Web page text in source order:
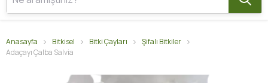
Anasayfa Bitkisel Bitki Çayları
Şifalı Bitkiler
Adaçayı Çalba Salvia